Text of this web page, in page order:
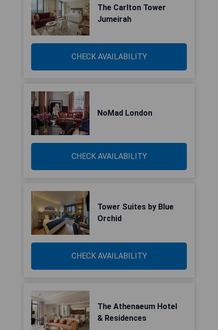
The Carlton Tower
Jumeirah
CHECK AVAILABILITY
NoMad London
CHECK AVAILABILITY
Tower Suites by Blue
Orchid
CHECK AVAILABILITY
The Athenaeum Hotel
& Residences